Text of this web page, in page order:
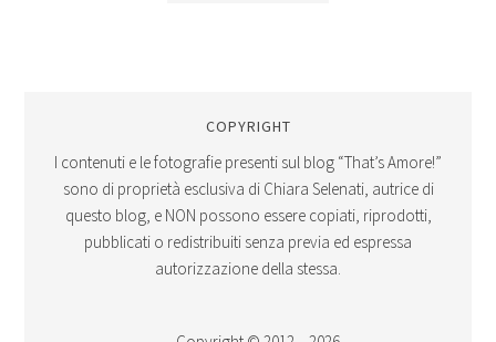
COPYRIGHT
I contenuti e le fotografie presenti sul blog “That’s Amore!”
sono di proprietà esclusiva di Chiara Selenati, autrice di
questo blog, e NON possono essere copiati, riprodotti,
pubblicati o redistribuiti senza previa ed espressa
autorizzazione della stessa.